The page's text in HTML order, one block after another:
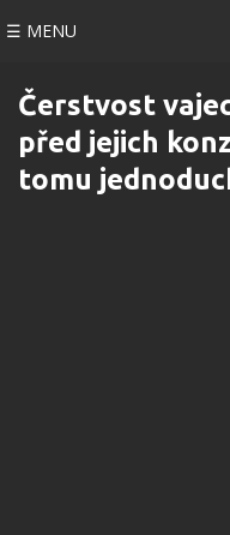
☰ MENU
Čerstvost
před jejich
tomu